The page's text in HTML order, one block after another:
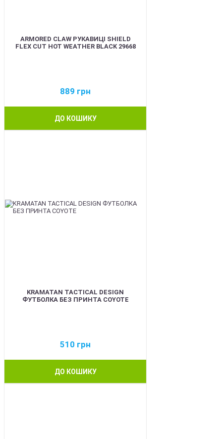
ARMORED CLAW РУКАВИЦІ SHIELD
FLEX CUT HOT WEATHER BLACK 29668
889 грн
ДО КОШИКУ
KRAMATAN TACTICAL DESIGN
ФУТБОЛКА БЕЗ ПРИНТА COYOTE
510 грн
ДО КОШИКУ